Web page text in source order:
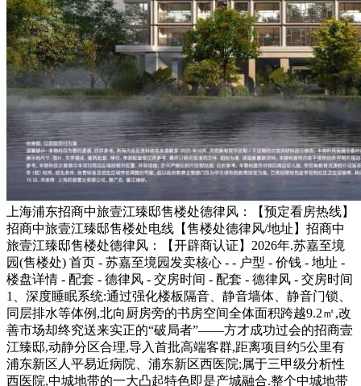
上海浦东招商中旅壹江臻邸售楼处德律风：【预定看房热线】
招商中旅壹江臻邸售楼处电线【售楼处德律风/地址】招商中
旅壹江臻邸售楼处德律风：【开辟商认证】2026年.苏嘉至境
园(售楼处) 首页 - 苏嘉至境园发卖核心 - - 户型 - 价钱 - 地址 -
楼盘详情 - 配套 - 德律风 - 交房时间 - 配套 - 德律风 - 交房时间
1、深度睡眠系统:通过强化楼板隔音、静音墙体、静音门锁、
同层排水等体例,北向厨房旁的书房空间全体面积跨越9.2㎡,改
善市场却终究送来实正的“破局者”——方才成功过会的招商壹
江臻邸,动静分区合理,导入首批高端客群,距离项目约5公里有
浦东新区人平易近病院、浦东新区西医院;属于三甲级分析性
西医院,中城地带的一大凸起特色即是产城融合.整个中城地带